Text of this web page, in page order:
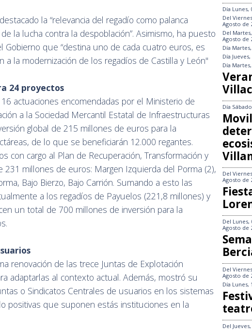
la “relevancia del regadío como palanca
la lucha contra la despoblación”. Asimismo, ha puesto
Gobierno que “destina uno de cada cuatro euros, es
a la modernización de los regadíos de Castilla y León"
24 proyectos
actuaciones encomendadas por el Ministerio de
a la Sociedad Mercantil Estatal de Infraestructuras
global de 215 millones de euros para la
de lo que se beneficiarán 12.000 regantes.
con cargo al Plan de Recuperación, Transformación y
231 millones de euros: Margen Izquierda del Porma (2),
Bajo Bierzo, Bajo Carrión. Sumando a esto las
a los regadíos de Payuelos (221,8 millones) y
un total de 700 millones de inversión para la
renovación de las trece Juntas de Explotación
adaptarlas al contexto actual. Además, mostró su
o Sindicatos Centrales de usuarios en los sistemas
positivas que suponen estás instituciones en la
Día Lunes,
Del
Agosto de
Del
Agosto de
Día
Día
Día
Día
Del
Agosto de
Del Lunes,
Agosto de
Del
Agosto de
Día Lunes,
Del